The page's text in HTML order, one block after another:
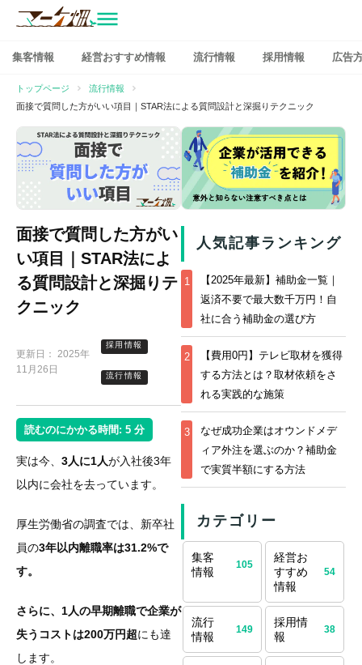
ン
テ
ン
へ
ス
マーケ畑
集客情報 経営おすすめ情報 流行情報 採用情報 広告
トップページ
流行情報
面接で質問した方がいい項目｜STAR法による質問設計と深掘りテクニック
面接で質問した方がい
い項目｜STAR法によ
る質問設計と深掘りテ
クニック
更新日： 2025年
11月26日
採用情報
流行情報
読むのにかかる時間: 5 分
実は今、 3人に1人が入社後3年
以内に会社を去っています。
厚生労働省の調査では、新卒社
員の3年以内離職率は31.2%で
す。
さらに、1人の早期離職で企業が
失うコストは200万円超にも達
します。
人気記事ランキング
1
【2025年最新】補助金一覧｜
返済不要で最大数千万円！自
社に合う補助金の選び方
2
【費用0円】テレビ取材を獲得
する方法とは？取材依頼をさ
れる実践的な施策
3
なぜ成功企業はオウンドメデ
ィア外注を選ぶのか？補助金
で実質半額にする方法
カテゴリー
集客
情報
105
経営お
すすめ
情報
54
流行
情報
149
採用情
報
38